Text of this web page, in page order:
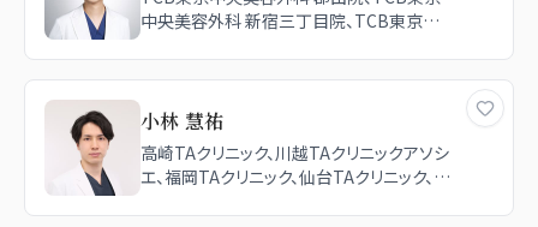
中央美容外科 新宿三丁目院、TCB東京中
大宮院
小林 慧祐
高崎TAクリニック、川越TAクリニックアソシ
エ、福岡TAクリニック、仙台TAクリニック、新